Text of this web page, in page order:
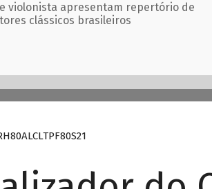
violonista apresentam repertório de
clássicos brasileiros